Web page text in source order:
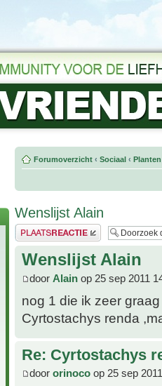
Forumoverzicht ‹ Sociaal ‹
Wenslijst Alain
Plaats een reactie
Wenslijst Alain
door Alain op 25 sep 2011
nog 1 die ik zeer
Cyrtostachys renda
Re: Cyrtostachys
door orinoco op 25 sep